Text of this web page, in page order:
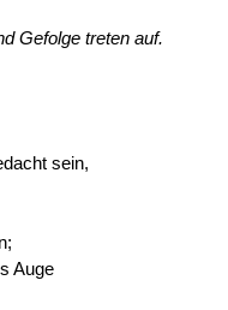
Gefolge treten auf.
sein,
Auge